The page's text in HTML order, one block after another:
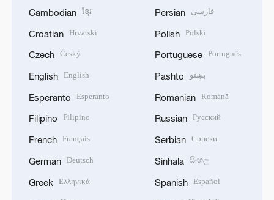
Cambodian ខ្មែរ
Croatian Hrvatski
Czech Český
English English
Esperanto Esperanto
Filipino Filipino
French Français
German Deutsch
Greek Ελληνικά
Persian فارسی
Polish Polski
Portuguese Português
Pashto پښتو
Romanian Română
Russian Русский
Serbian Српски
Sinhala සිංහල
Spanish Español